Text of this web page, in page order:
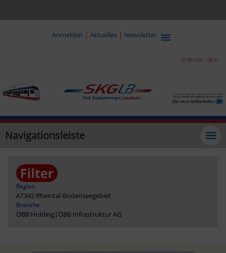
Anmelden | Aktuelles | Newsletter
10.08.2026 | 04:31
Navigationsleiste
Region
AT342 Rheintal-Bodenseegebiet
Branche
ÖBB Holding| ÖBB Infrastruktur AG